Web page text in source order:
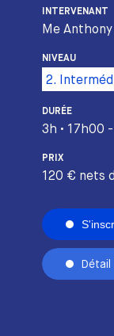
INTERVENANT
Me Anthony
NIVEAU
2.
DURÉE
3h • 17h00
PRIX
120 € nets